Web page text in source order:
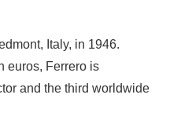
Italy, in 1946.
euros, Ferrero is
and the third worldwide